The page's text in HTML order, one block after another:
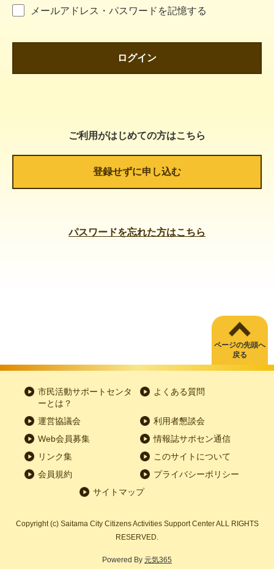
メールアドレス・パスワードを記憶する
ログイン
ご利用がはじめての方はこちら
登録せずに申し込む
パスワードを忘れた方はこちら
ページの先頭へ
戻る
市民活動サポートセンタ
ーとは？
よくある質問
運営協議会
利用者懇談会
Web会員募集
情報誌サポセン通信
リンク集
このサイトについて
会員規約
プライバシーポリシー
サイトマップ
Copyright(c) Saitama City Citizens Activities Support Center ALL RIGHTS
RESERVED.
Powered By 元気365